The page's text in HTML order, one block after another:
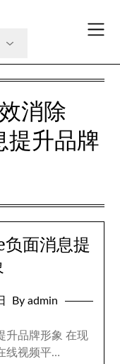
消除
提升品牌
面消息提
By admin
升品牌形象 在现
线视频平…